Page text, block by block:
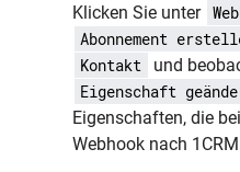
Klicken Sie unter
Abonnement
Kontakt und
Eigenschaft
Eigenschaften, die
Webhook nach